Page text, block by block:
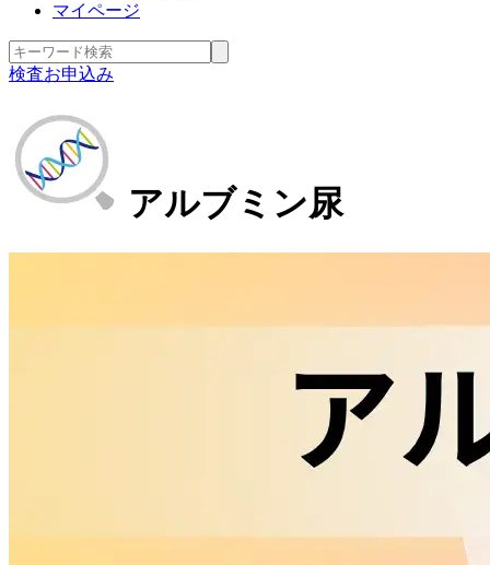
マイページ
検査お申込み
アルブミン尿